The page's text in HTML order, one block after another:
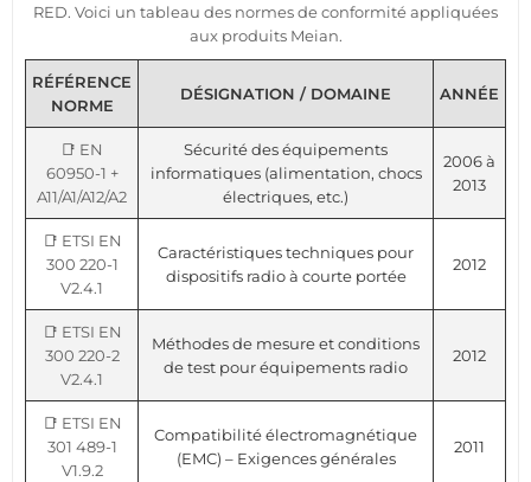
RED. Voici un tableau des normes de conformité appliquées
aux produits Meian.
RÉFÉRENCE
NORME
DÉSIGNATION / DOMAINE ANNÉE
📑 EN
60950-1 +
A11/A1/A12/A2
Sécurité des équipements
informatiques (alimentation, chocs
électriques, etc.)
2006 à
2013
📑 ETSI EN
300 220-1
V2.4.1
Caractéristiques techniques pour
dispositifs radio à courte portée
2012
📑 ETSI EN
300 220-2
V2.4.1
Méthodes de mesure et conditions
de test pour équipements radio
2012
📑 ETSI EN
301 489-1
V1.9.2
Compatibilité électromagnétique
(EMC) – Exigences générales
2011